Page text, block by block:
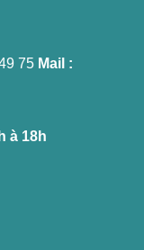
75 Mail :
à 18h